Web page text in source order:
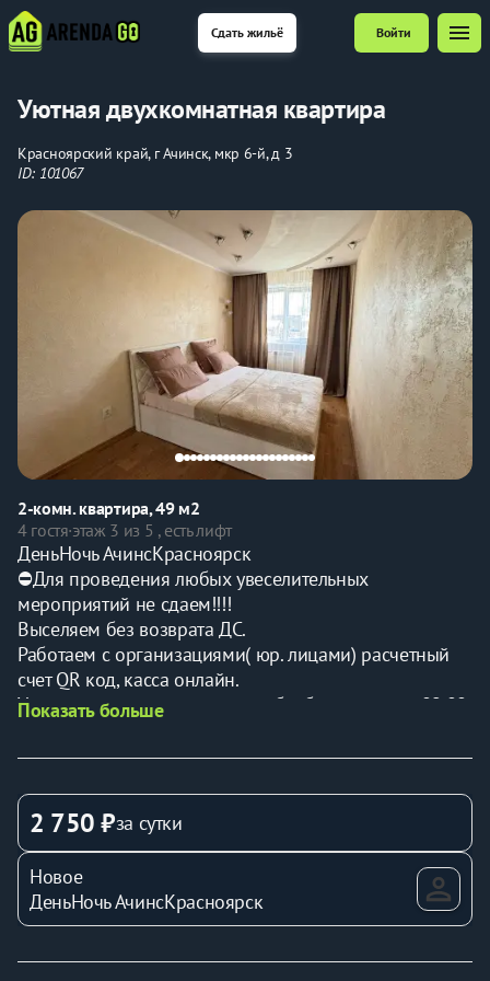
Сдать жильё Войти menu
Уютная двухкомнатная квартира
Красноярский край, г Ачинск, мкр 6-й, д 3
ID: 101067
2-комн. квартира, 49 м2
4 гостя·этаж 3 из 5 , есть лифт
ДеньНочь АчинсКрасноярск
⛔️Для проведения любых увеселительных
мероприятий не сдаем!!!!
Выселяем без возврата ДС.
Работаем с организациями( юр. лицами) расчетный
счет QR код, касса онлайн.
Уважаемые гости, все заявки обрабатываются с 09.00
ЧИТАЕМ ВНИМАТЕЛЬНО
заселение (электронный ключ). Для создания доступа
в квартиру Вам нужно зайти в смс там ссылка от
Flatsharing ,пройти два шага (подписание договора и
загрузить фото паспорта) кликая зеленые кнопки.
Только после этого Вам придет код доступа в
квартиру. При возникновении сложностей мы всегда
рады Вам помочь!
Показать больше
2 750 ₽за сутки
Новое
ДеньНочь АчинсКрасноярск